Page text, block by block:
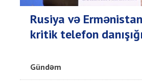
Rusiya və
kritik telefon
Gündəm